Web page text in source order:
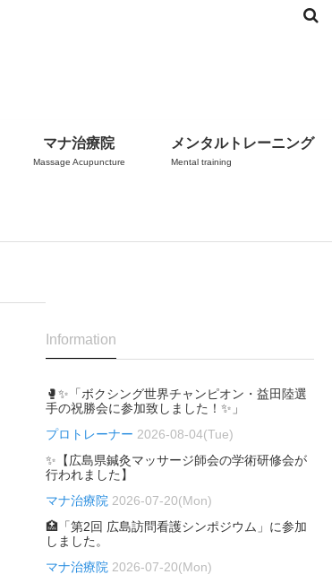
マナ治療院
Massage Acupuncture
メンタルトレーニング
Mental training
Information
🥊✨「ボクシング世界チャンピオン・益田陸選
手の祝勝会に参加致しました！✨」
プロトレーナー 2026-08-04(Tue)
✨【広島県鍼灸マッサージ師会の学術研修会が
行われました】
マナ治療院 2026-07-20(Mon)
🏥「第2回 広島訪問看護シンポジウム」に参加
しました。
マナ治療院 2026-07-20(Mon)